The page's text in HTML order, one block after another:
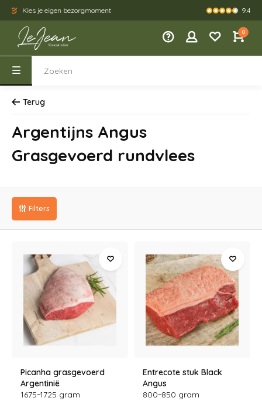
Kies je eigen bezorgmoment Bezorging
9.4
0
Terug
Argentijns Angus
Grasgevoerd rundvlees
Filters
Picanha grasgevoerd
Argentinië
1675~1725 gram
Entrecote stuk Black
Angus
800~850 gram